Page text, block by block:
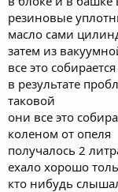
резиновые
масло сами
затем из
все это собирается
в результате
таковой
они все это
коленом от опеля
получалось 2
ехало хорошо
кто нибудь